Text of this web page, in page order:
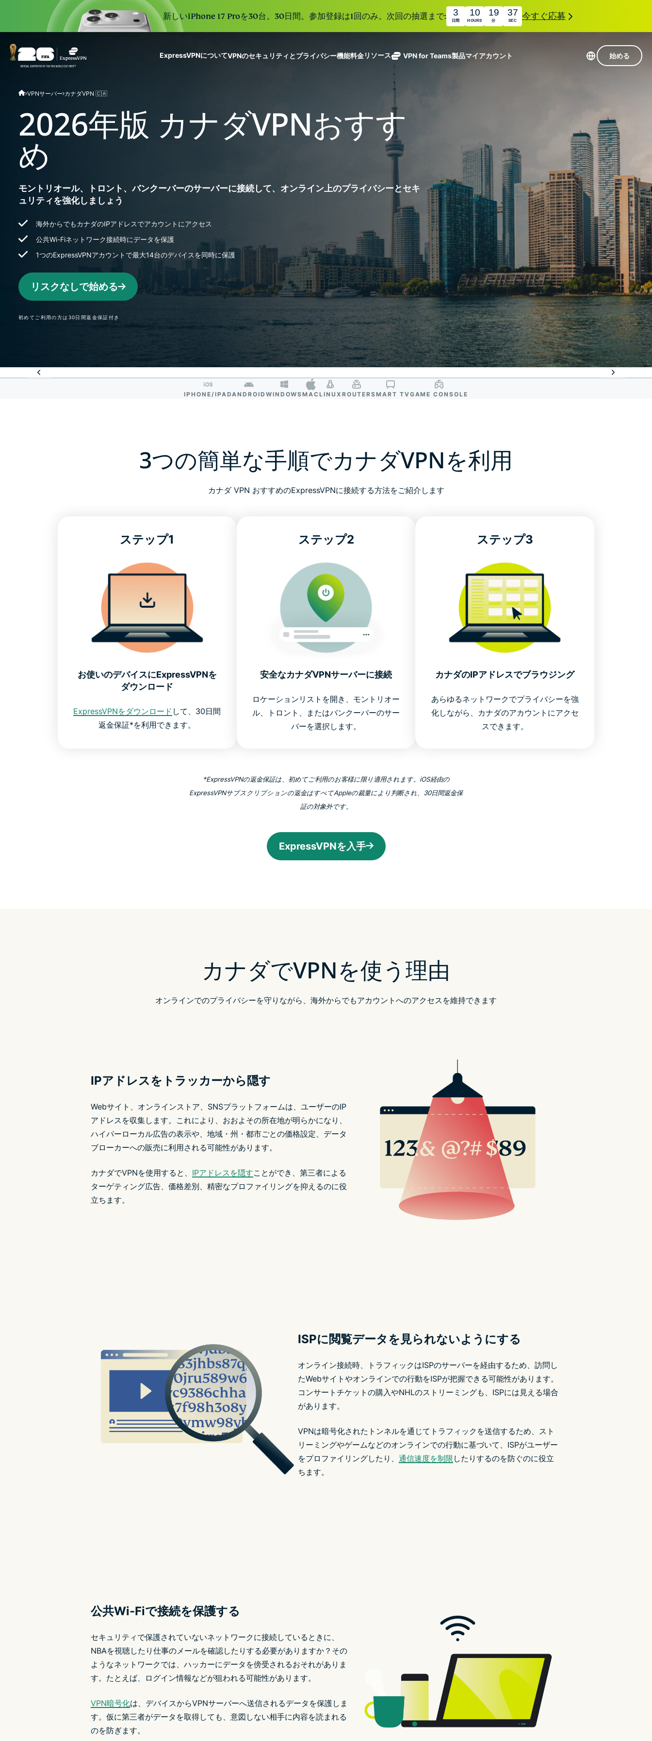
新しいiPhone 17 Proを30台。30日間。参加登録は1回のみ。次回の抽選まで: 3
日間
10
HOURS
19
分
36
SEC 今すぐ応募
ExpressVPNについて
オンラインサービスに安全にアクセス
すべての機能を見る
1つのサブスクリプションで、プライバシーとセキュリティを強化する拡
張中のツール群を利用できます。これらはシームレスに連携し、デジタ
ルライフを向上させます。
すべての製品を見る
VPNのセキュリティとプライバシー機能
Windows
Linux 新機能
料金リソース
VPNとは
VPNの使い方
VPN暗号化の仕組み
VPN for Teams製品
scale.
国のセキュア
なサーバーを
備えていま
トメールリレーサー
ビス。
安全なパスワ
採用した、プ
現する初のコ
ンシューマー
向けAI。
Identity
Defender
ID保護・監
視・データ削
除を備えた強
力なツール
群。
antivirus,
firewall,
system tools,
and more.
マイアカウント 始める
VPNサーバー カナダVPN 🇨🇦
2026年版 カナダVPNおすす
め
モントリオール、トロント、バンクーバーのサーバーに接続して、オンライン上のプライバシーとセキ
ュリティを強化しましょう
海外からでもカナダのIPアドレスでアカウントにアクセス
公共Wi-Fiネットワーク接続時にデータを保護
1つのExpressVPNアカウントで最大14台のデバイスを同時に保護
リスクなしで始める
初めてご利用の方は30日間返金保証付き
IPHONE/IPADANDROID WINDOWSMACLINUX ROUTERSMART TVGAME CONSOLE
3つの簡単な手順でカナダVPNを利用
カナダ VPN おすすめのExpressVPNに接続する方法をご紹介します
ステップ1
お使いのデバイスにExpressVPNを
ダウンロード
ExpressVPNをダウンロード して、30日間
返金保証*を利用できます。
ステップ2
安全なカナダVPNサーバーに接続
ロケーションリストを開き、モントリオー
ル、トロント、またはバンクーバーのサー
バーを選択します。
ステップ3
カナダのIPアドレスでブラウジング
あらゆるネットワークでプライバシーを強
化しながら、カナダのアカウントにアクセ
スできます。
*ExpressVPNの返金保証は、初めてご利用のお客様に限り適用されます。iOS経由の
ExpressVPNサブスクリプションの返金はすべてAppleの裁量により判断され、30日間返金保
証の対象外です。
ExpressVPNを入手
カナダでVPNを使う理由
オンラインでのプライバシーを守りながら、海外からでもアカウントへのアクセスを維持できます
IPアドレスをトラッカーから隠す
Webサイト、オンラインストア、SNSプラットフォームは、ユーザーのIP
アドレスを収集します。これにより、おおよその所在地が明らかになり、
ハイパーローカル広告の表示や、地域・州・都市ごとの価格設定、データ
ブローカーへの販売に利用される可能性があります。
カナダでVPNを使用すると、 IPアドレスを隠すことができ、第三者による
ターゲティング広告、価格差別、精密なプロファイリングを抑えるのに役
立ちます。
ISPに閲覧データを見られないようにする
オンライン接続時、トラフィックはISPのサーバーを経由するため、訪問し
たWebサイトやオンラインでの行動をISPが把握できる可能性があります。
コンサートチケットの購入やNHLのストリーミングも、ISPには見える場合
があります。
VPNは暗号化されたトンネルを通じてトラフィックを送信するため、スト
リーミングやゲームなどのオンラインでの行動に基づいて、ISPがユーザー
をプロファイリングしたり、通信速度を制限 したりするのを防ぐのに役立
ちます。
公共Wi-Fiで接続を保護する
セキュリティで保護されていないネットワークに接続しているときに、
NBAを視聴したり仕事のメールを確認したりする必要がありますか？その
ようなネットワークでは、ハッカーにデータを傍受されるおそれがありま
す。たとえば、ログイン情報などが狙われる可能性があります。
VPN暗号化は、デバイスからVPNサーバーへ送信されるデータを保護しま
す。仮に第三者がデータを取得しても、意図しない相手に内容を読まれる
のを防ぎます。